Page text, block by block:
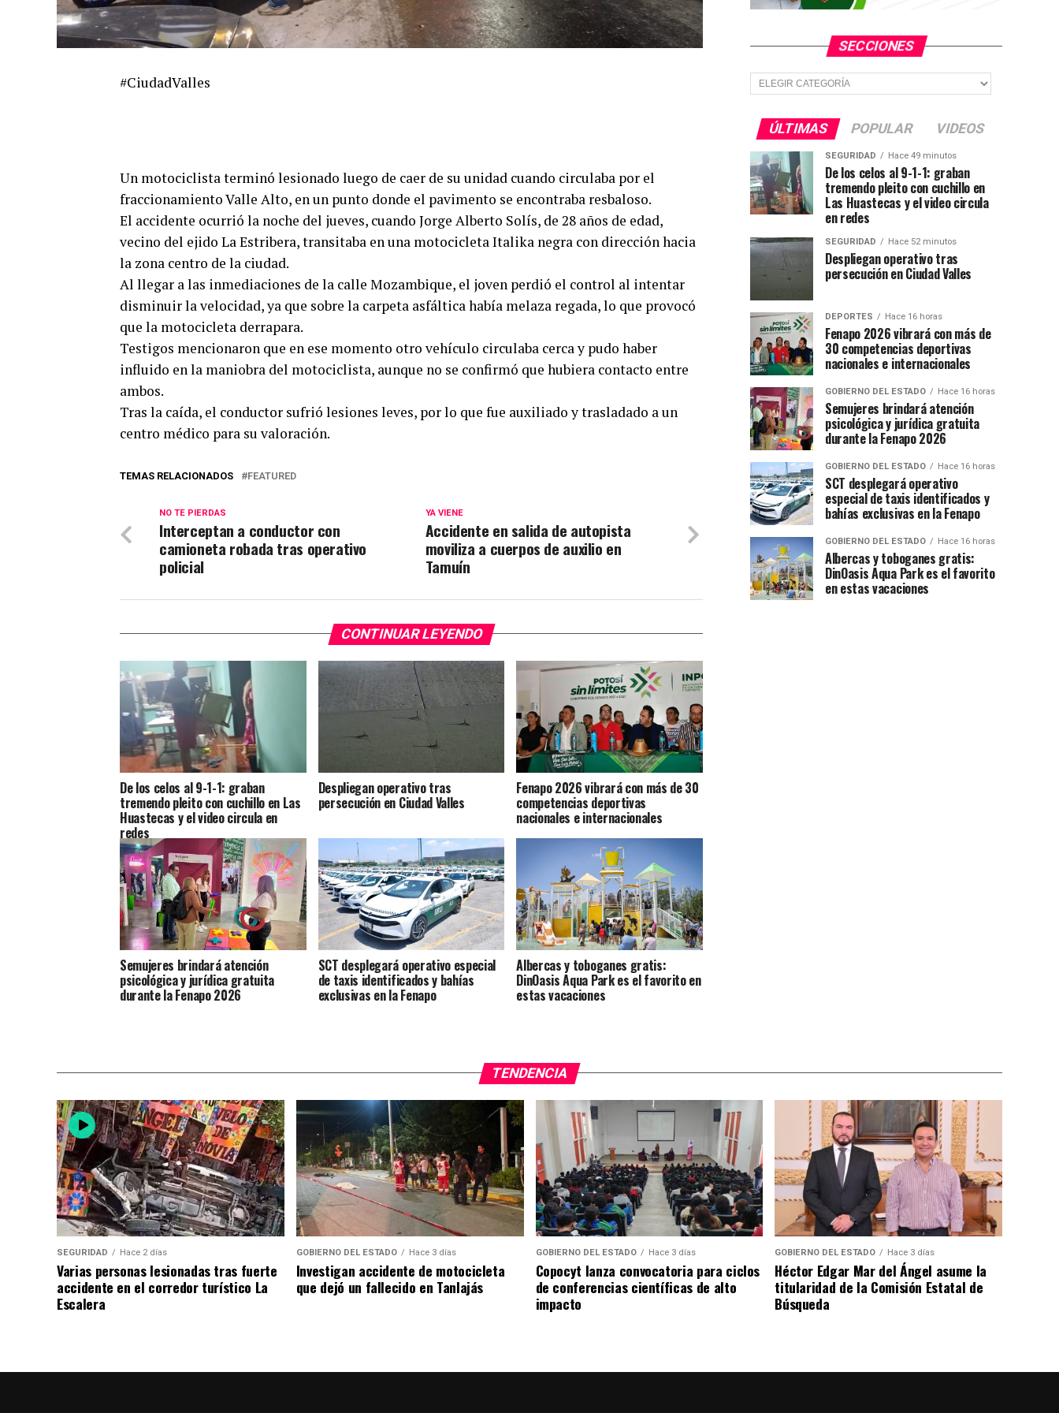
#CiudadValles
Un motociclista terminó lesionado luego de caer de su unidad cuando circulaba por el
fraccionamiento Valle Alto, en un punto donde el pavimento se encontraba resbaloso.
El accidente ocurrió la noche del jueves, cuando Jorge Alberto Solís, de 28 años de edad,
vecino del ejido La Estribera, transitaba en una motocicleta Italika negra con dirección hacia
la zona centro de la ciudad.
Al llegar a las inmediaciones de la calle Mozambique, el joven perdió el control al intentar
disminuir la velocidad, ya que sobre la carpeta asfáltica había melaza regada, lo que provocó
que la motocicleta derrapara.
Testigos mencionaron que en ese momento otro vehículo circulaba cerca y pudo haber
influido en la maniobra del motociclista, aunque no se confirmó que hubiera contacto entre
ambos.
Tras la caída, el conductor sufrió lesiones leves, por lo que fue auxiliado y trasladado a un
centro médico para su valoración.
TEMAS RELACIONADOS FEATURED
YA VIENE
Accidente en salida de autopista
moviliza a cuerpos de auxilio en
Tamuín
NO TE PIERDAS
Interceptan a conductor con
camioneta robada tras operativo
policial
CONTINUAR LEYENDO
De los celos al 9-1-1: graban
tremendo pleito con cuchillo en Las
Huastecas y el video circula en
redes
Despliegan operativo tras
persecución en Ciudad Valles
Fenapo 2026 vibrará con más de 30
competencias deportivas
nacionales e internacionales
Semujeres brindará atención
psicológica y jurídica gratuita
durante la Fenapo 2026
SCT desplegará operativo especial
de taxis identificados y bahías
exclusivas en la Fenapo
Albercas y toboganes gratis:
DinOasis Aqua Park es el favorito en
estas vacaciones
SECCIONES
Secciones
ÚLTIMAS POPULAR VIDEOS
SEGURIDAD Hace 49 minutos
De los celos al 9-1-1: graban
tremendo pleito con cuchillo en
Las Huastecas y el video circula
en redes
SEGURIDAD Hace 52 minutos
Despliegan operativo tras
persecución en Ciudad Valles
DEPORTES Hace 16 horas
Fenapo 2026 vibrará con más de
30 competencias deportivas
nacionales e internacionales
GOBIERNO DEL ESTADO Hace 16 horas
Semujeres brindará atención
psicológica y jurídica gratuita
durante la Fenapo 2026
GOBIERNO DEL ESTADO Hace 16 horas
SCT desplegará operativo
especial de taxis identificados y
bahías exclusivas en la Fenapo
GOBIERNO DEL ESTADO Hace 16 horas
Albercas y toboganes gratis:
DinOasis Aqua Park es el favorito
en estas vacaciones
TENDENCIA
SEGURIDAD Hace 2 días
Varias personas lesionadas tras fuerte
accidente en el corredor turístico La
Escalera
GOBIERNO DEL ESTADO Hace 3 días
Investigan accidente de motocicleta
que dejó un fallecido en Tanlajás
GOBIERNO DEL ESTADO Hace 3 días
Copocyt lanza convocatoria para ciclos
de conferencias científicas de alto
impacto
GOBIERNO DEL ESTADO Hace 3 días
Héctor Edgar Mar del Ángel asume la
titularidad de la Comisión Estatal de
Búsqueda